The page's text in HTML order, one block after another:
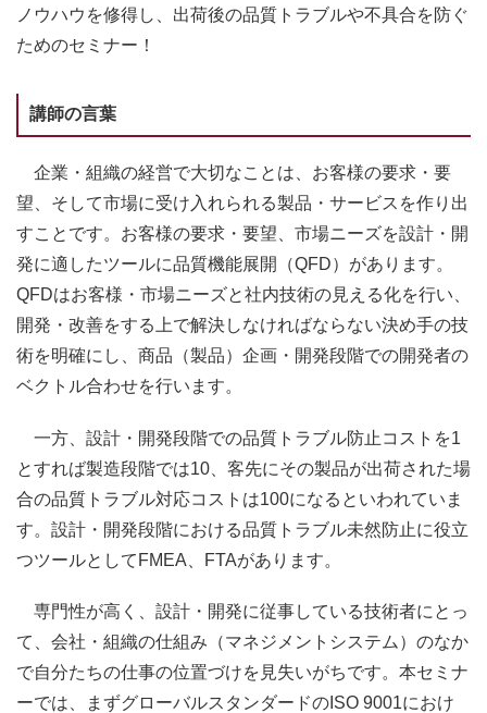
ノウハウを修得し、出荷後の品質トラブルや不具合を防ぐ
ためのセミナー！
講師の言葉
企業・組織の経営で大切なことは、お客様の要求・要
望、そして市場に受け入れられる製品・サービスを作り出
すことです。お客様の要求・要望、市場ニーズを設計・開
発に適したツールに品質機能展開（QFD）があります。
QFDはお客様・市場ニーズと社内技術の見える化を行い、
開発・改善をする上で解決しなければならない決め手の技
術を明確にし、商品（製品）企画・開発段階での開発者の
ベクトル合わせを行います。
一方、設計・開発段階での品質トラブル防止コストを1
とすれば製造段階では10、客先にその製品が出荷された場
合の品質トラブル対応コストは100になるといわれていま
す。設計・開発段階における品質トラブル未然防止に役立
つツールとしてFMEA、FTAがあります。
専門性が高く、設計・開発に従事している技術者にとっ
て、会社・組織の仕組み（マネジメントシステム）のなか
で自分たちの仕事の位置づけを見失いがちです。本セミナ
ーでは、まずグローバルスタンダードのISO 9001におけ